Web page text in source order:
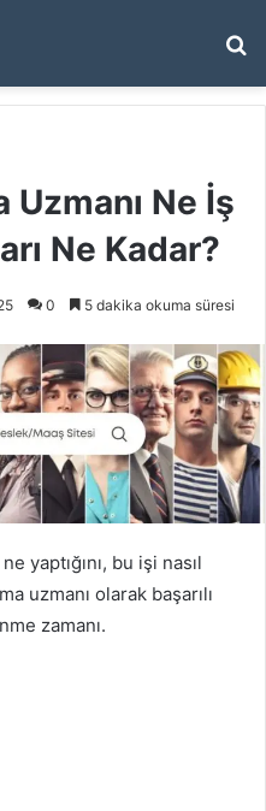
...
Uzmanı Ne İş
Ne Kadar?
0 5 dakika okuma süresi
yaptığını, bu işi nasıl
uzmanı olarak başarılı
zamanı.